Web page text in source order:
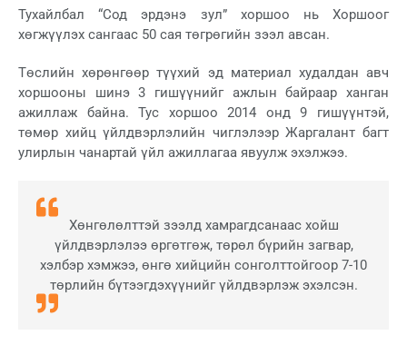
Тухайлбал “Сод эрдэнэ зул” хоршоо нь Хоршоог
хөгжүүлэх сангаас 50 сая төгрөгийн зээл авсан.
Төслийн хөрөнгөөр түүхий эд материал худалдан авч
хоршооны шинэ 3 гишүүнийг ажлын байраар ханган
ажиллаж байна. Тус хоршоо 2014 онд 9 гишүүнтэй,
төмөр хийц үйлдвэрлэлийн чиглэлээр Жаргалант багт
улирлын чанартай үйл ажиллагаа явуулж эхэлжээ.
Хөнгөлөлттэй зээлд хамрагдсанаас хойш
үйлдвэрлэлээ өргөтгөж, төрөл бүрийн загвар,
хэлбэр хэмжээ, өнгө хийцийн сонголттойгоор 7-10
төрлийн бүтээгдэхүүнийг үйлдвэрлэж эхэлсэн.